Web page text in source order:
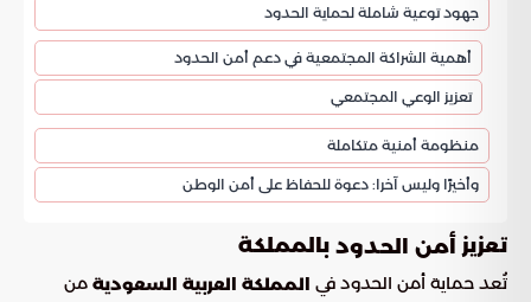
جهود توعية شاملة لحماية الحدود
أهمية الشراكة المجتمعية في دعم أمن الحدود
تعزيز الوعي المجتمعي
منظومة أمنية متكاملة
وأخيرًا وليس آخرا: دعوة للحفاظ على أمن الوطن
تعزيز أمن الحدود بالمملكة
تُعد حماية أمن الحدود في المملكة العربية السعودية من